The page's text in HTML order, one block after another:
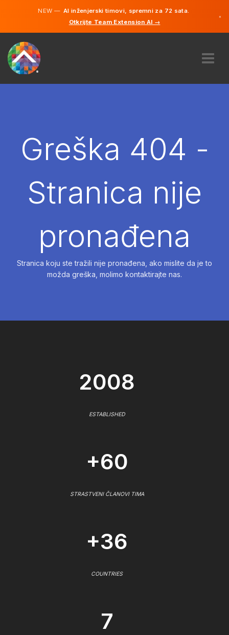
NEW —AI inženjerski timovi, spremni za 72 sata.
Otkrijte Team Extension AI →
×
NAJAMGreška 404 -
Stranica nije
pronađena
Stranica koju ste tražili nije pronađena, ako mislite da je to
možda greška, molimo kontaktirajte nas.
2008
ESTABLISHED
+60
STRASTVENI ČLANOVI TIMA
+36
COUNTRIES
7